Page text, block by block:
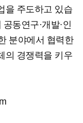
을 주도하고 있습
동연구·개발·인
분야에서 협력한
의 경쟁력을 키우